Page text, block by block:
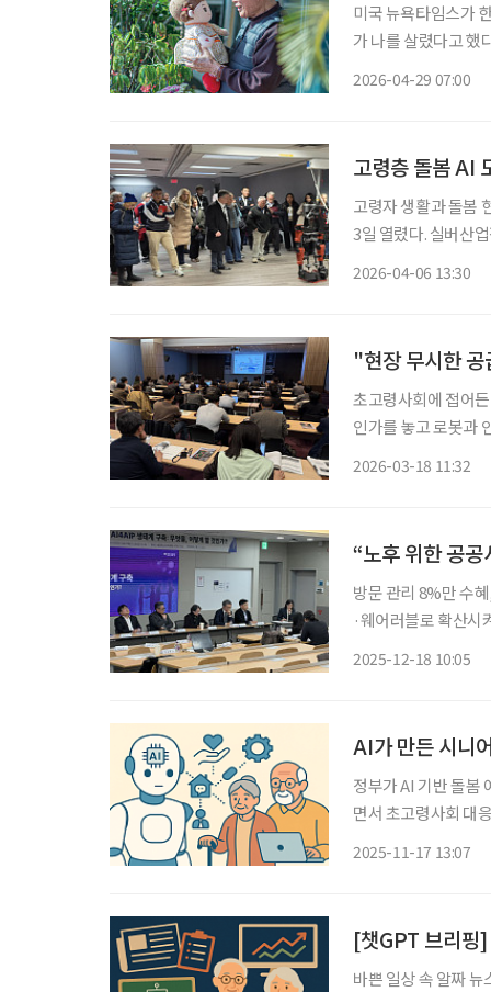
미국 뉴욕타임스가 한국의
가 나를 살렸다고 했
2026-04-29 07:00
고령층 돌봄 AI
고령자 생활과 돌봄
3일 열렸다. 실버산
2026-04-06 13:30
"현장 무시한
초고령사회에 접어
인가를 놓고 로봇과
2026-03-18 11:32
“노후 위한 공
방문 관리 8%만 수
·웨어러블로 확산시켜야 초고령사회에서 ‘인공’지능의 역할로 ‘인간’다움
2025-12-18 10:05
AI가 만든 시니
정부가 AI 기반 돌봄
면서 초고령사회 대
2025-11-17 13:07
[챗GPT 브리핑
바쁜 일상 속 알짜